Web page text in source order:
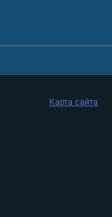
Карта сайта